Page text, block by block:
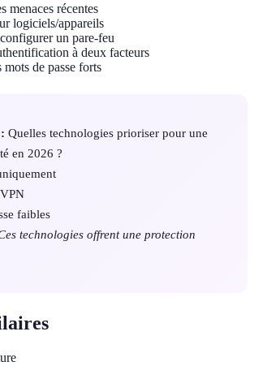
menaces récentes
logiciels/appareils
un pare-feu
à deux facteurs
de passe forts
Quelles technologies prioriser pour une
en 2026 ?
faibles
technologies offrent une protection